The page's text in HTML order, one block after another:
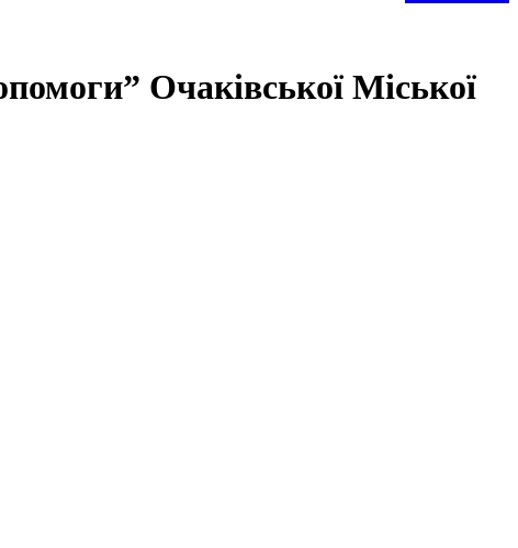
Очаківської Міської